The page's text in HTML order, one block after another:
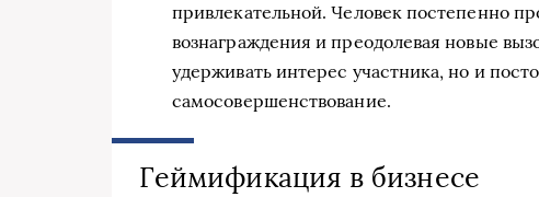
привлекательной. Человек постепенно
вознаграждения и преодолевая новые
удерживать интерес участника, но и
самосовершенствование.
Геймификация в бизнесе